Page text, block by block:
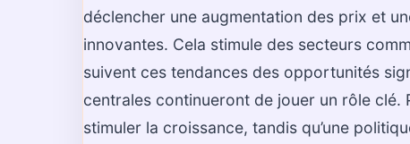
déclencher une augmentation des prix et
innovantes. Cela stimule des secteurs
suivent ces tendances des opportunités
centrales continueront de jouer un rôle
stimuler la croissance, tandis qu’une